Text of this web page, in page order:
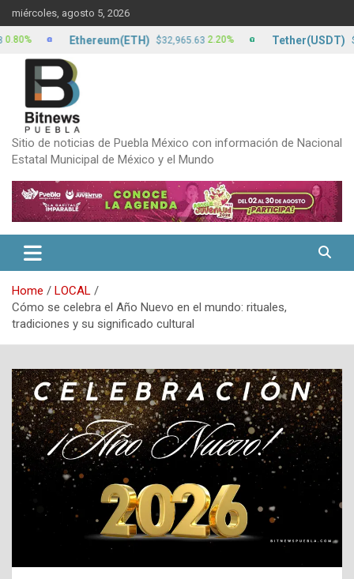
to
content
miércoles, agosto 5, 2026
Sitio de noticias de Puebla México con información de Nacional
Estatal Municipal de México y el Mundo
Home
LOCAL
Cómo se celebra el Año Nuevo en el mundo: rituales,
tradiciones y su significado cultural
Ethereum(ETH) $32,965.63 2.20% Tether(USDT) $17.22